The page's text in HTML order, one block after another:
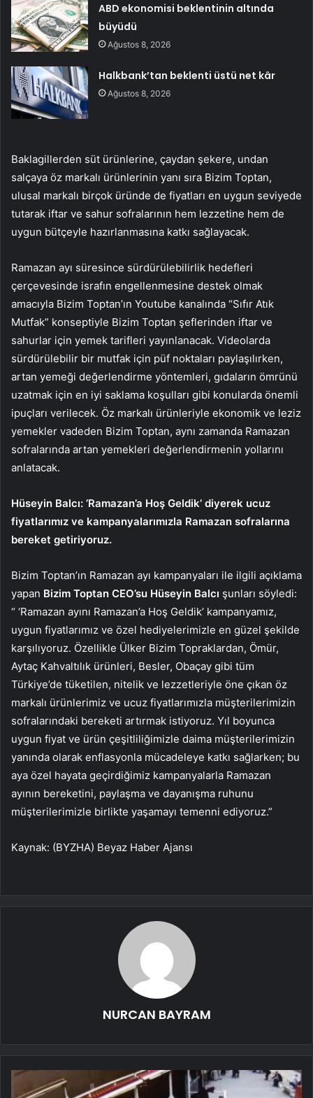
ABD ekonomisi beklentinin altında
büyüdü
Ağustos 8, 2026
Halkbank’tan beklenti üstü net kâr
Ağustos 8, 2026
Baklagillerden süt ürünlerine, çaydan şekere, undan
salçaya öz markalı ürünlerinin yanı sıra Bizim Toptan,
ulusal markalı birçok üründe de fiyatları en uygun seviyede
tutarak iftar ve sahur sofralarının hem lezzetine hem de
uygun bütçeyle hazırlanmasına katkı sağlayacak.
Ramazan ayı süresince sürdürülebilirlik hedefleri
çerçevesinde israfın engellenmesine destek olmak
amacıyla Bizim Toptan’ın Youtube kanalında “Sıfır Atık
Mutfak” konseptiyle Bizim Toptan şeflerinden iftar ve
sahurlar için yemek tarifleri yayınlanacak. Videolarda
sürdürülebilir bir mutfak için püf noktaları paylaşılırken,
artan yemeği değerlendirme yöntemleri, gıdaların ömrünü
uzatmak için en iyi saklama koşulları gibi konularda önemli
ipuçları verilecek. Öz markalı ürünleriyle ekonomik ve leziz
yemekler vadeden Bizim Toptan, aynı zamanda Ramazan
sofralarında artan yemekleri değerlendirmenin yollarını
anlatacak.
Hüseyin Balcı: ’Ramazan’a Hoş Geldik’ diyerek ucuz
fiyatlarımız ve kampanyalarımızla Ramazan sofralarına
bereket getiriyoruz.
Bizim Toptan’ın Ramazan ayı kampanyaları ile ilgili açıklama
yapan Bizim Toptan CEO’su Hüseyin Balcı şunları söyledi:
“ ‘Ramazan ayını Ramazan’a Hoş Geldik’ kampanyamız,
uygun fiyatlarımız ve özel hediyelerimizle en güzel şekilde
karşılıyoruz. Özellikle Ülker Bizim Topraklardan, Ömür,
Aytaç Kahvaltılık ürünleri, Besler, Obaçay gibi tüm
Türkiye’de tüketilen, nitelik ve lezzetleriyle öne çıkan öz
markalı ürünlerimiz ve ucuz fiyatlarımızla müşterilerimizin
sofralarındaki bereketi artırmak istiyoruz. Yıl boyunca
uygun fiyat ve ürün çeşitliliğimizle daima müşterilerimizin
yanında olarak enflasyonla mücadeleye katkı sağlarken; bu
aya özel hayata geçirdiğimiz kampanyalarla Ramazan
ayının bereketini, paylaşma ve dayanışma ruhunu
müşterilerimizle birlikte yaşamayı temenni ediyoruz.”
Kaynak: (BYZHA) Beyaz Haber Ajansı
NURCAN BAYRAM